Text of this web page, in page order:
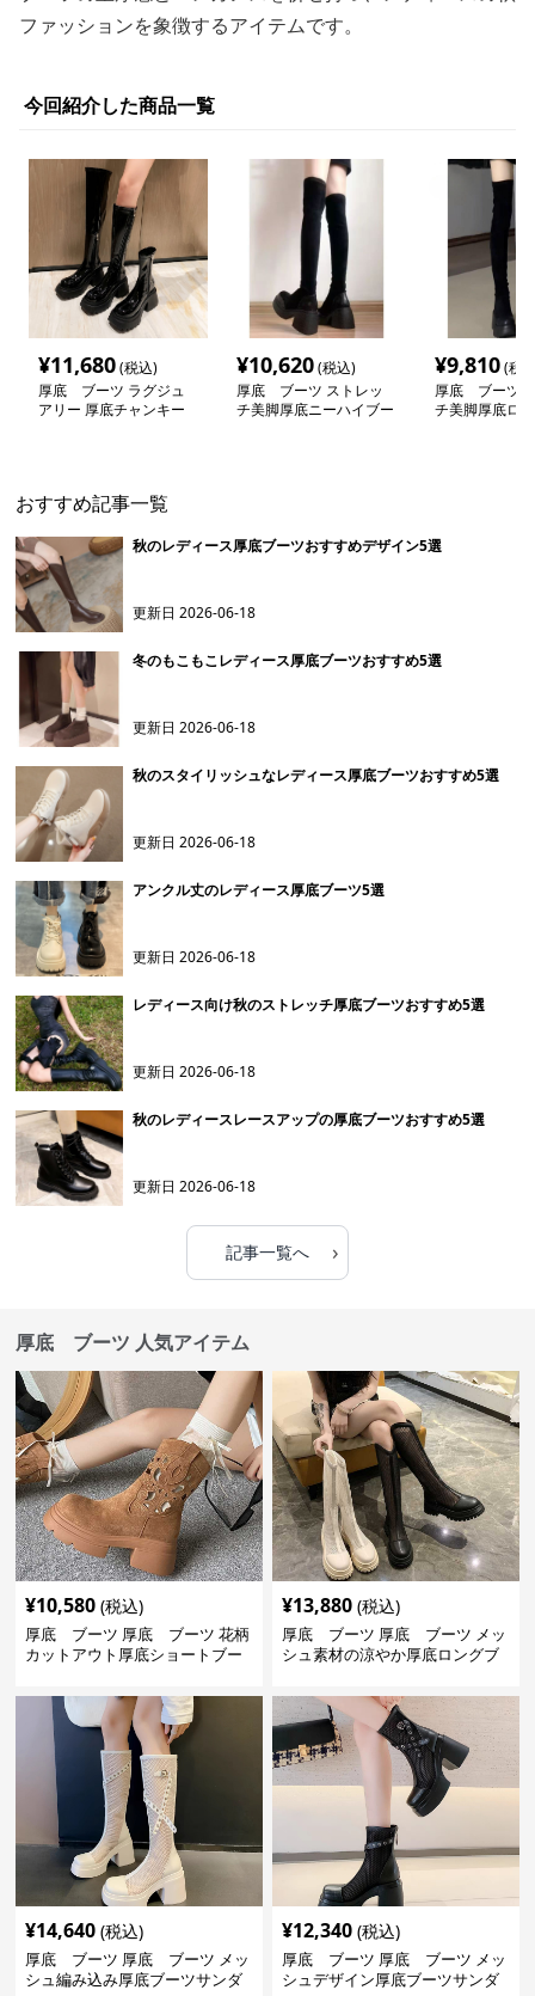
ファッションを象徴するアイテムです。
今回紹介した商品一覧
¥11,680(税込)
厚底 ブーツ ラグジュ
アリー 厚底チャンキー
¥10,620(税込)
厚底 ブーツ ストレッ
チ美脚厚底ニーハイブー
¥9,810(税
厚底 ブーツ
チ美脚厚底ロ
おすすめ記事一覧
秋のレディース厚底ブーツおすすめデザイン5選
更新日2026-06-18
冬のもこもこレディース厚底ブーツおすすめ5選
更新日2026-06-18
秋のスタイリッシュなレディース厚底ブーツおすすめ5選
更新日2026-06-18
アンクル丈のレディース厚底ブーツ5選
更新日2026-06-18
レディース向け秋のストレッチ厚底ブーツおすすめ5選
更新日2026-06-18
秋のレディースレースアップの厚底ブーツおすすめ5選
更新日2026-06-18
記事一覧へ ›
厚底 ブーツ 人気アイテム
¥10,580 (税込)
厚底 ブーツ 厚底 ブーツ 花柄
カットアウト厚底ショートブー
¥13,880 (税込)
厚底 ブーツ 厚底 ブーツ メッ
シュ素材の涼やか厚底ロングブ
¥14,640 (税込)
厚底 ブーツ 厚底 ブーツ メッ
シュ編み込み厚底ブーツサンダ
¥12,340 (税込)
厚底 ブーツ 厚底 ブーツ メッ
シュデザイン厚底ブーツサンダ